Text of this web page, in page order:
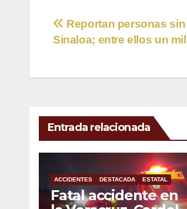
Navegación
entradas
Reportan personas
Sinaloa; entre ellos un
Entrada relacionada
ACCIDENTES DESTACADA ESTATAL
Fatal accidente en